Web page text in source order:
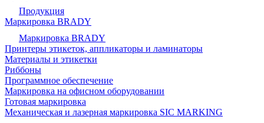
Продукция
Маркировка BRADY
Маркировка BRADY
Принтеры этикеток, аппликаторы и ламинаторы
Материалы и этикетки
Риббоны
Программное обеспечение
Маркировка на офисном оборудовании
Готовая маркировка
Механическая и лазерная маркировка SIC MARKING